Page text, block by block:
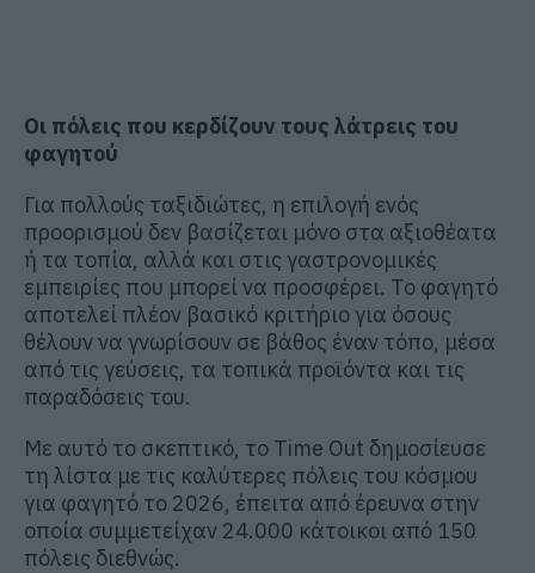
Οι πόλεις που κερδίζουν τους λάτρεις του
φαγητού
Για πολλούς ταξιδιώτες, η επιλογή ενός
προορισμού δεν βασίζεται μόνο στα αξιοθέατα
ή τα τοπία, αλλά και στις γαστρονομικές
εμπειρίες που μπορεί να προσφέρει. Το φαγητό
αποτελεί πλέον βασικό κριτήριο για όσους
θέλουν να γνωρίσουν σε βάθος έναν τόπο, μέσα
από τις γεύσεις, τα τοπικά προϊόντα και τις
παραδόσεις του.
Με αυτό το σκεπτικό, το Time Out δημοσίευσε
τη λίστα με τις καλύτερες πόλεις του κόσμου
για φαγητό το 2026, έπειτα από έρευνα στην
οποία συμμετείχαν 24.000 κάτοικοι από 150
πόλεις διεθνώς.